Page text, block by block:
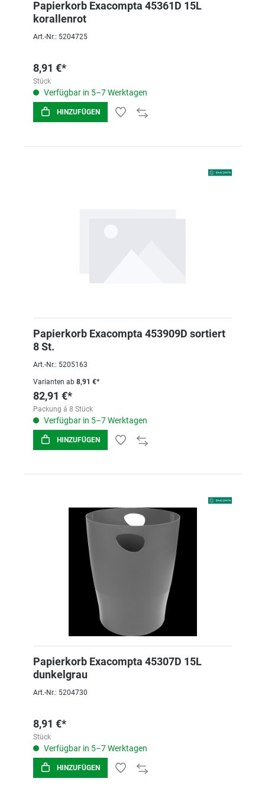
Papierkorb Exacompta 45361D 15L
korallenrot
Art.-Nr.: 5204725
8,91 €*
Stück
Verfügbar in 5–7 Werktagen
HINZUFÜGEN
Papierkorb Exacompta 453909D sortiert
8 St.
Art.-Nr.: 5205163
Varianten ab 8,91 €*
82,91 €*
Packung á 8 Stück
Verfügbar in 5–7 Werktagen
HINZUFÜGEN
Papierkorb Exacompta 45307D 15L
dunkelgrau
Art.-Nr.: 5204730
8,91 €*
Stück
Verfügbar in 5–7 Werktagen
HINZUFÜGEN